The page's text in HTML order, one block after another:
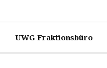
UWG Fraktionsbüro